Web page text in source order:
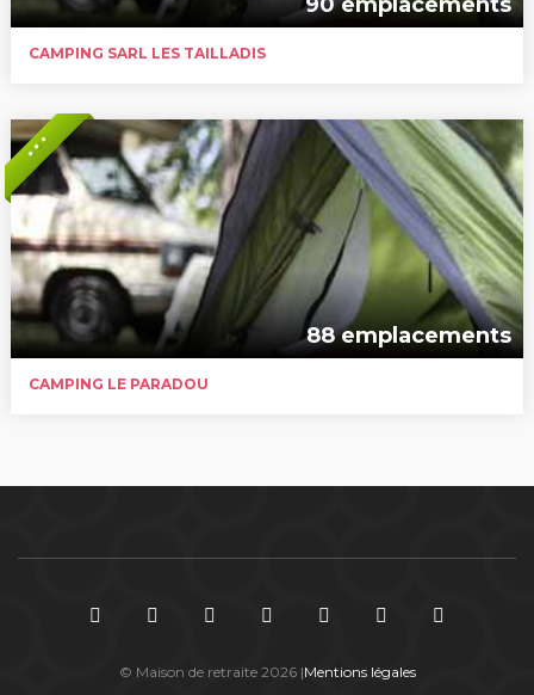
CAMPING SARL LES TAILLADIS
* * *
88 emplacements
CAMPING LE PARADOU
© Maison de retraite 2026 |Mentions légales